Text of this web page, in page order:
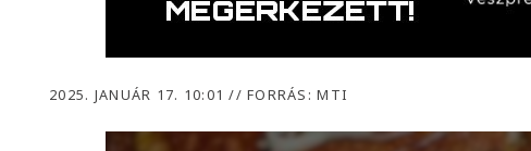
2025. JANUÁR 17. 10:01// FORRÁS: MTI